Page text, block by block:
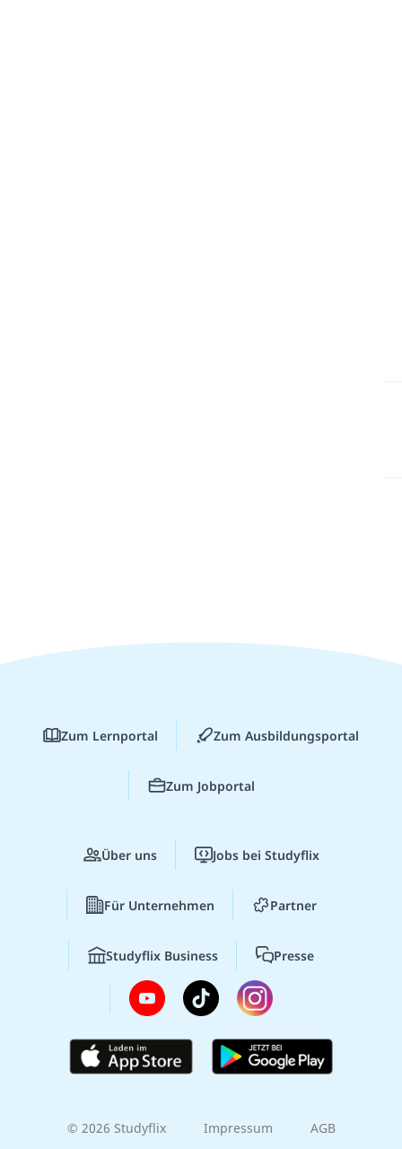
Zum Lernportal Zum Ausbildungsportal
Zum Jobportal
Über uns Jobs bei Studyflix
Für Unternehmen Partner
Studyflix Business Presse
© 2026 Studyflix Impressum AGB